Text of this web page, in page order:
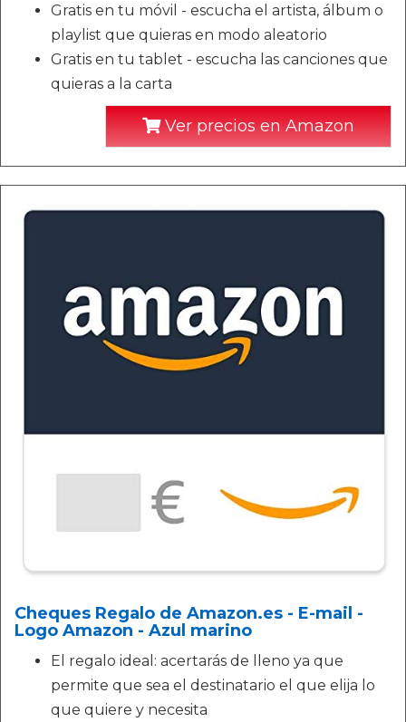
Gratis en tu móvil - escucha el artista, álbum o
playlist que quieras en modo aleatorio
Gratis en tu tablet - escucha las canciones que
quieras a la carta
Ver precios en Amazon
Cheques Regalo de Amazon.es - E-mail -
Logo Amazon - Azul marino
El regalo ideal: acertarás de lleno ya que
permite que sea el destinatario el que elija lo
que quiere y necesita